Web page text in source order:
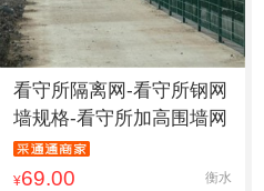
看守所隔离网-看守所钢网
墙规格-看守所加高围墙网
¥69.00 衡水